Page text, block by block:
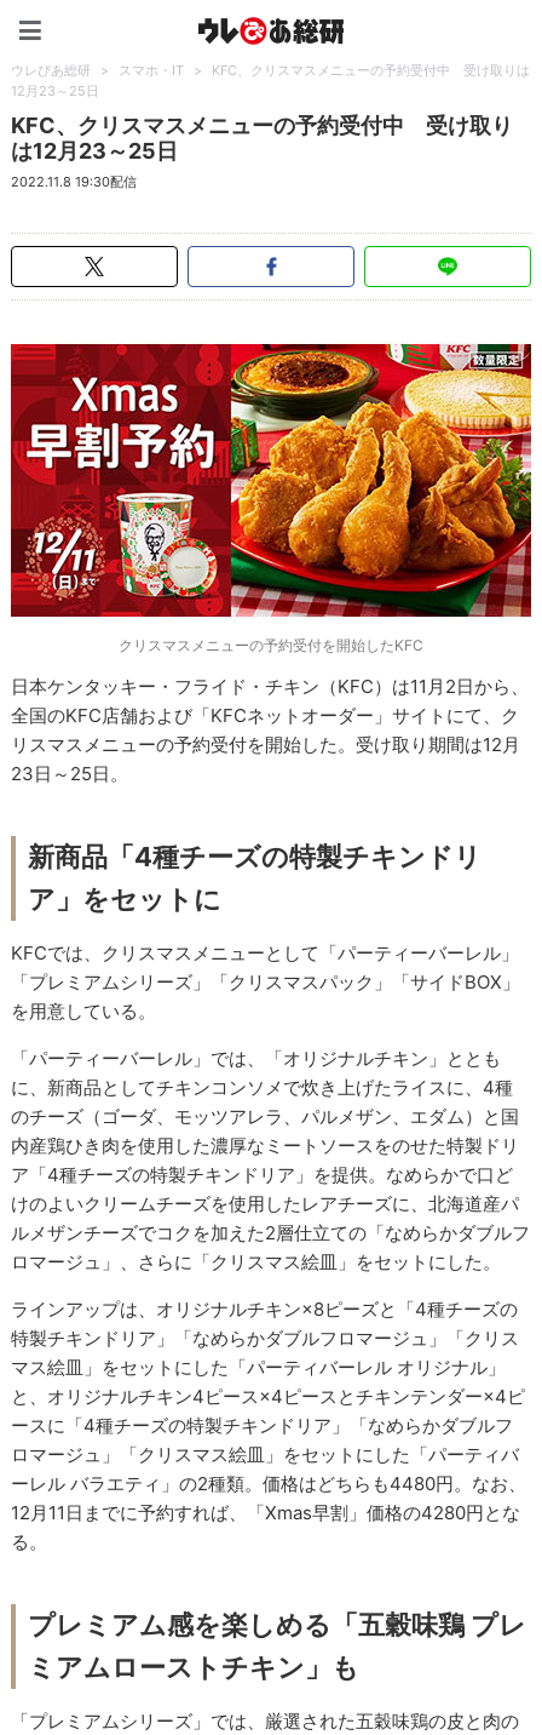
ウレぴあ総研 > スマホ・IT >
KFC、クリスマスメニューの予約受付中 受け取りは
12月23～25日
KFC、クリスマスメニューの予約受付中 受け取り
は12月23～25日
2022.11.8 19:30配信
クリスマスメニューの予約受付を開始したKFC
日本ケンタッキー・フライド・チキン（KFC）は11月2日から、
全国のKFC店舗および「KFCネットオーダー」サイトにて、ク
リスマスメニューの予約受付を開始した。受け取り期間は12月
23日～25日。
新商品「4種チーズの特製チキンドリ
ア」をセットに
KFCでは、クリスマスメニューとして「パーティーバーレル」
「プレミアムシリーズ」「クリスマスパック」「サイドBOX」
を用意している。
「パーティーバーレル」では、「オリジナルチキン」ととも
に、新商品としてチキンコンソメで炊き上げたライスに、4種
のチーズ（ゴーダ、モッツアレラ、パルメザン、エダム）と国
内産鶏ひき肉を使用した濃厚なミートソースをのせた特製ドリ
ア「4種チーズの特製チキンドリア」を提供。なめらかで口ど
けのよいクリームチーズを使用したレアチーズに、北海道産パ
ルメザンチーズでコクを加えた2層仕立ての「なめらかダブルフ
ロマージュ」、さらに「クリスマス絵皿」をセットにした。
ラインアップは、オリジナルチキン×8ピーズと「4種チーズの
特製チキンドリア」「なめらかダブルフロマージュ」「クリス
マス絵皿」をセットにした「パーティバーレル オリジナル」
と、オリジナルチキン4ピース×4ピースとチキンテンダー×4ピ
ースに「4種チーズの特製チキンドリア」「なめらかダブルフ
ロマージュ」「クリスマス絵皿」をセットにした「パーティバ
ーレル バラエティ」の2種類。価格はどちらも4480円。なお、
12月11日までに予約すれば、「Xmas早割」価格の4280円とな
る。
プレミアム感を楽しめる「五穀味鶏 プレ
ミアムローストチキン」も
「プレミアムシリーズ」では、厳選された五穀味鶏の皮と肉の